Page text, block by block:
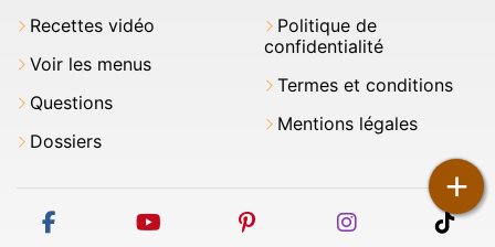
+
Recettes vidéo
Voir les menus
Questions
Dossiers
Politique de
confidentialité
Termes et conditions
Mentions légales
facebook youtube pinterest instagram